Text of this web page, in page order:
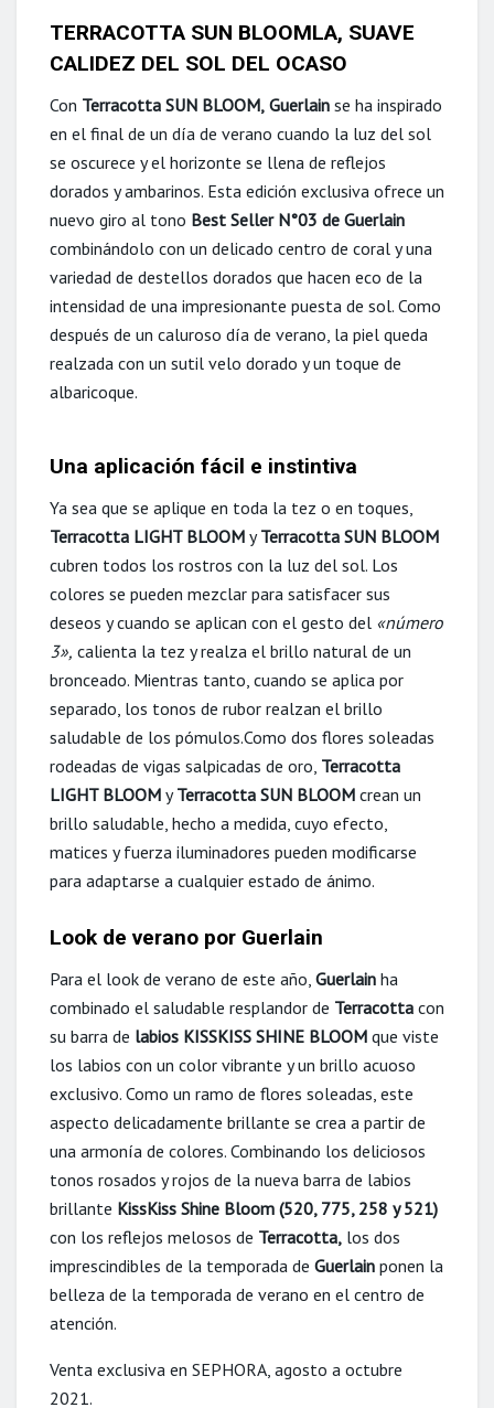
TERRACOTTA SUN BLOOMLA, SUAVE
CALIDEZ DEL SOL DEL OCASO
Con Terracotta SUN BLOOM, Guerlain se ha inspirado
en el final de un día de verano cuando la luz del sol
se oscurece y el horizonte se llena de reflejos
dorados y ambarinos. Esta edición exclusiva ofrece un
nuevo giro al tono Best Seller N°03 de Guerlain
combinándolo con un delicado centro de coral y una
variedad de destellos dorados que hacen eco de la
intensidad de una impresionante puesta de sol. Como
después de un caluroso día de verano, la piel queda
realzada con un sutil velo dorado y un toque de
albaricoque.
Una aplicación fácil e instintiva
Ya sea que se aplique en toda la tez o en toques,
Terracotta LIGHT BLOOM yTerracotta SUN BLOOM
cubren todos los rostros con la luz del sol. Los
colores se pueden mezclar para satisfacer sus
deseos y cuando se aplican con el gesto del «número
3», calienta la tez y realza el brillo natural de un
bronceado. Mientras tanto, cuando se aplica por
separado, los tonos de rubor realzan el brillo
saludable de los pómulos.Como dos flores soleadas
rodeadas de vigas salpicadas de oro, Terracotta
LIGHT BLOOM yTerracotta SUN BLOOM crean un
brillo saludable, hecho a medida, cuyo efecto,
matices y fuerza iluminadores pueden modificarse
para adaptarse a cualquier estado de ánimo.
Look de verano por Guerlain
Para el look de verano de este año, Guerlain ha
combinado el saludable resplandor de Terracotta con
su barra de labios KISSKISS SHINE BLOOM que viste
los labios con un color vibrante y un brillo acuoso
exclusivo. Como un ramo de flores soleadas, este
aspecto delicadamente brillante se crea a partir de
una armonía de colores. Combinando los deliciosos
tonos rosados y rojos de la nueva barra de labios
brillante KissKiss Shine Bloom (520, 775, 258 y 521)
con los reflejos melosos de Terracotta, los dos
imprescindibles de la temporada de Guerlain ponen la
belleza de la temporada de verano en el centro de
atención.
Venta exclusiva en SEPHORA, agosto a octubre
2021.